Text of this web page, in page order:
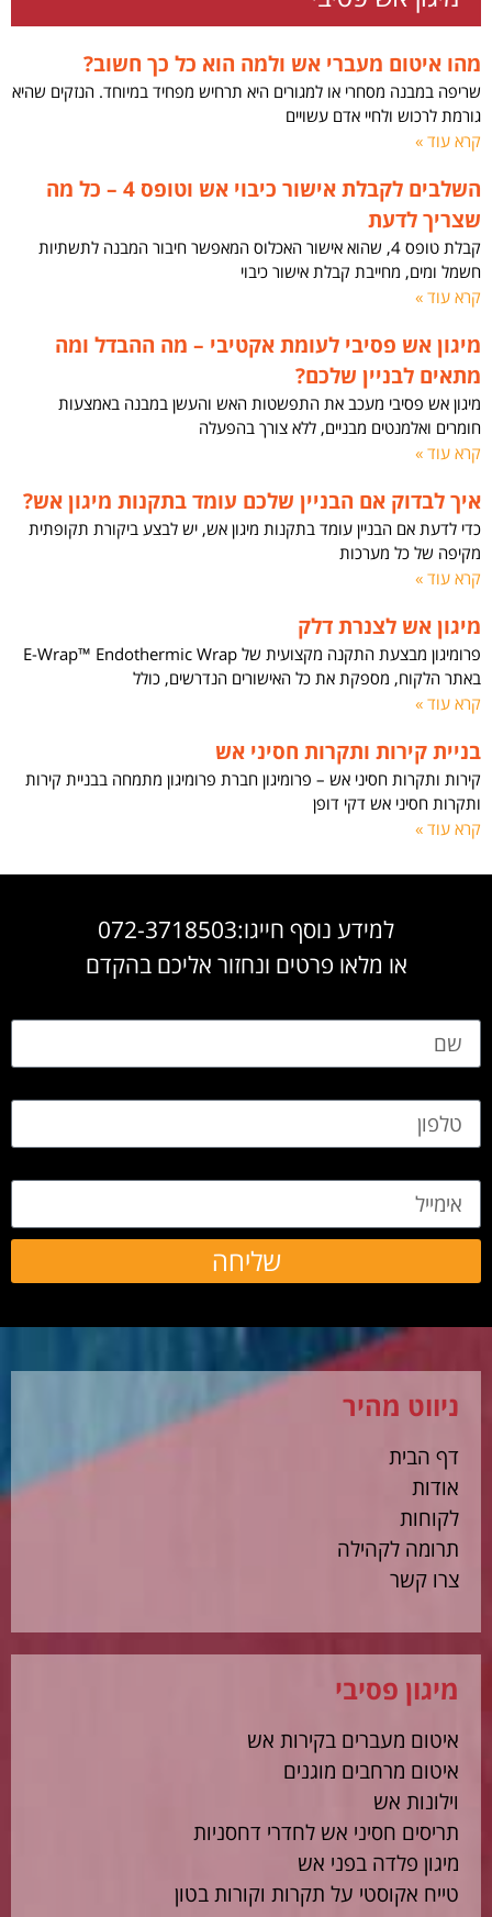
מהו איטום מעברי אש ולמה הוא כל כך חשוב?
שריפה במבנה מסחרי או למגורים היא תרחיש מפחיד במיוחד. הנזקים שהיא
גורמת לרכוש ולחיי אדם עשויים
קרא עוד »
השלבים לקבלת אישור כיבוי אש וטופס 4 – כל מה
שצריך לדעת
קבלת טופס 4, שהוא אישור האכלוס המאפשר חיבור המבנה לתשתיות
חשמל ומים, מחייבת קבלת אישור כיבוי
קרא עוד »
מיגון אש פסיבי לעומת אקטיבי – מה ההבדל ומה
מתאים לבניין שלכם?
מיגון אש פסיבי מעכב את התפשטות האש והעשן במבנה באמצעות
חומרים ואלמנטים מבניים, ללא צורך בהפעלה
קרא עוד »
איך לבדוק אם הבניין שלכם עומד בתקנות מיגון אש?
כדי לדעת אם הבניין עומד בתקנות מיגון אש, יש לבצע ביקורת תקופתית
מקיפה של כל מערכות
קרא עוד »
מיגון אש לצנרת דלק
פרומיגון מבצעת התקנה מקצועית של E-Wrap™ Endothermic Wrap
באתר הלקוח, מספקת את כל האישורים הנדרשים, כולל
קרא עוד »
בניית קירות ותקרות חסיני אש
קירות ותקרות חסיני אש – פרומיגון חברת פרומיגון מתמחה בבניית קירות
ותקרות חסיני אש דקי דופן
קרא עוד »
למידע נוסף חייגו:072-3718503
או מלאו פרטים ונחזור אליכם בהקדם
שליחה
ניווט מהיר
דף הבית
אודות
לקוחות
תרומה לקהילה
צרו קשר
מיגון פסיבי
איטום מעברים בקירות אש
איטום מרחבים מוגנים
וילונות אש
תריסים חסיני אש לחדרי דחסניות
מיגון פלדה בפני אש
טייח אקוסטי על תקרות וקורות בטון